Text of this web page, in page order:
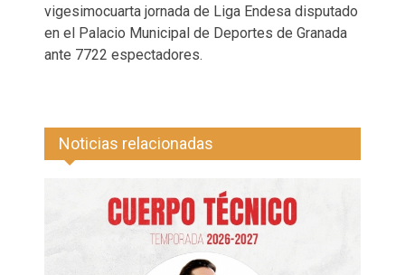
vigesimocuarta jornada de Liga Endesa disputado
en el Palacio Municipal de Deportes de Granada
ante 7722 espectadores.
Noticias relacionadas